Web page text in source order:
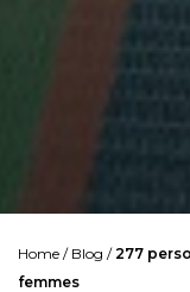
Home / Blog /277
femmes